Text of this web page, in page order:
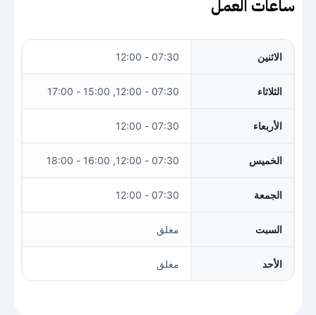
ساعات العمل
الاثنين 07:30 - 12:00
الثلاثاء 07:30 - 12:00, 15:00 - 17:00
الأربعاء 07:30 - 12:00
الخميس 07:30 - 12:00, 16:00 - 18:00
الجمعة 07:30 - 12:00
السبت مغلق
الأحد مغلق